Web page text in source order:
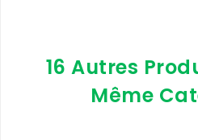
16 Autres
Même